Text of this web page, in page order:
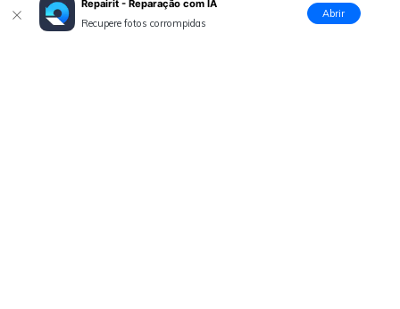
Repairit - Reparação com IA
Recupere fotos corrompidas
Abrir